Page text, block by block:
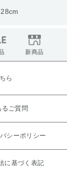
新商品
ら
るご質問
シーポリシー
に基づく表記